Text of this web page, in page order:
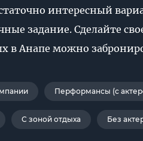
интересный
задание. Сделайте
в Анапе можно
Перформансы (с
С зоной отдыха Без